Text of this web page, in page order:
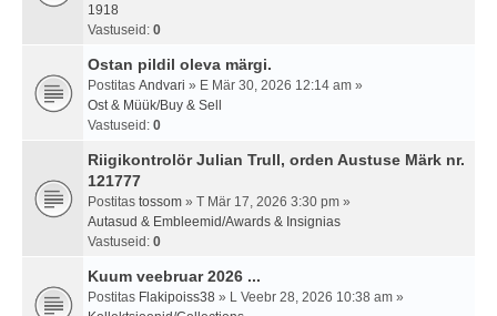
1918
Vastuseid: 0
Ostan pildil oleva märgi.
Postitas Andvari » E Mär 30, 2026 12:14 am »
Ost & Müük/Buy & Sell
Vastuseid: 0
Riigikontrolör Julian Trull, orden Austuse Märk nr.
121777
Postitas tossom » T Mär 17, 2026 3:30 pm »
Autasud & Embleemid/Awards & Insignias
Vastuseid: 0
Kuum veebruar 2026 ...
Postitas Flakipoiss38 » L Veebr 28, 2026 10:38 am »